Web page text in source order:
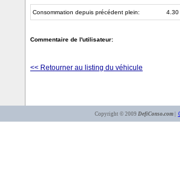
Consommation depuis précédent plein: 4.30
Commentaire de l'utilisateur:
<< Retourner au listing du véhicule
Copyright © 2009 DefiConso.com|